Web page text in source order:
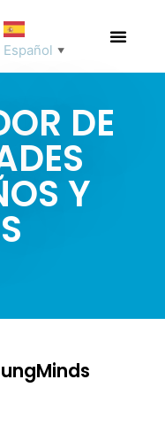
Español ▼
DE
Y